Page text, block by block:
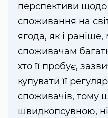
перспективи
споживання на
ягода, як і
споживачам
хто її пробує,
купувати її
споживачів, тому
швидкопсувною,